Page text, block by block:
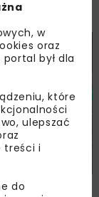
WIADOMOŚCI
w
oraz
był dla
które
ulepszać
treści i
do